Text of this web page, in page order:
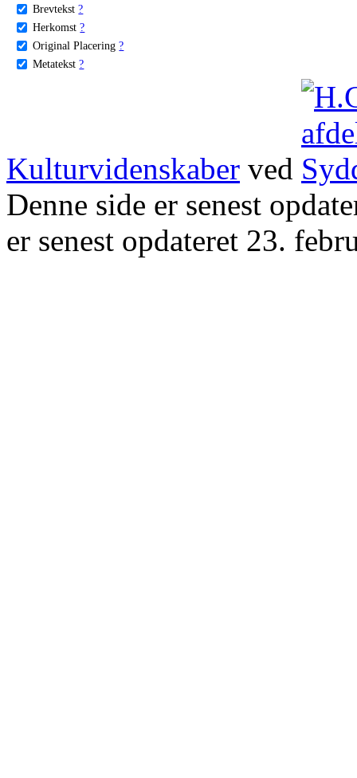
Brevtekst ?
Herkomst ?
Original Placering ?
Metatekst ?
Kulturvidenskaber ved
Denne side er senest
er senest opdateret 23.